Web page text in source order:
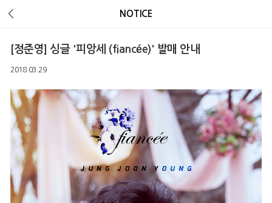
NOTICE
[정준영] 싱글 '피앙세 (fiancée)' 발매 안내
2018.03.29